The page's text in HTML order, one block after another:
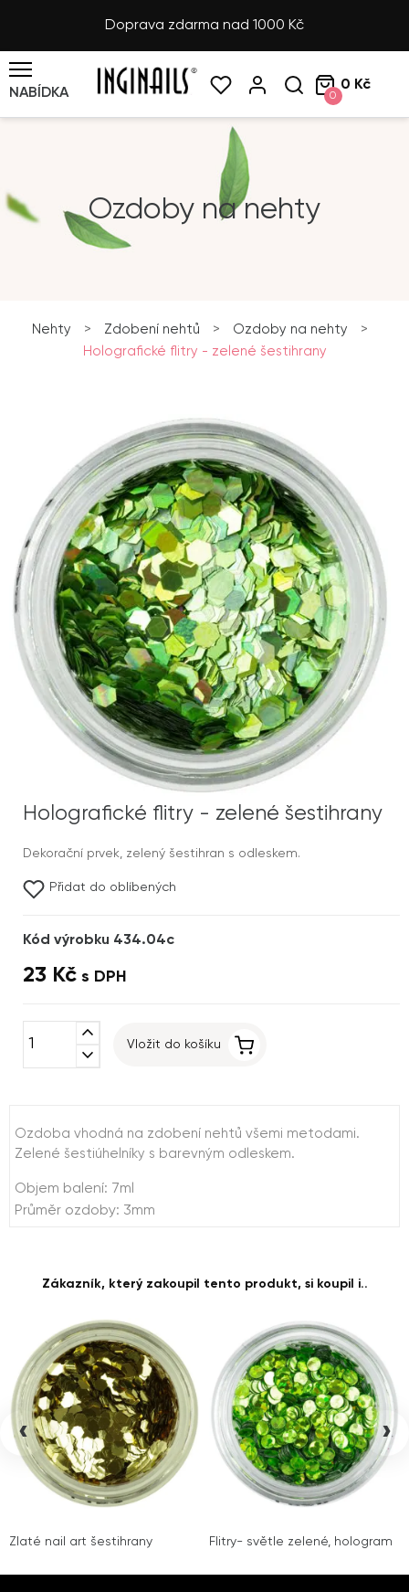
Doprava zdarma nad 1000 Kč
NABÍDKA 0
0 Kč
Ozdoby na nehty
Nehty > Zdobení nehtů > Ozdoby na nehty
>
Holografické flitry - zelené šestihrany
Holografické flitry - zelené šestihrany
Dekorační prvek, zelený šestihran s odleskem.
Přidat do oblíbených
Kód výrobku 434.04c
23 Kč s DPH
expand_less
expand_more
Vložit do košíku
Ozdoba vhodná na zdobení nehtů všemi metodami.
Zelené šestiúhelníky s barevným odleskem.
Objem balení: 7ml
Průměr ozdoby: 3mm
Zákazník, který zakoupil tento produkt, si koupil i..
Zlaté nail art šestihrany Flitry- světle zelené, hologram
‹ ›